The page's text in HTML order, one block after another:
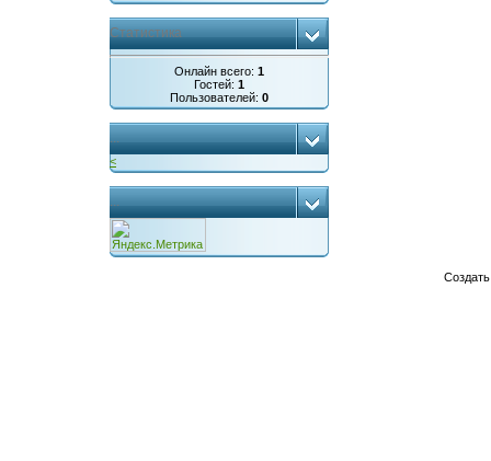
Статистика
Онлайн всего: 1
Гостей: 1
Пользователей: 0
...
<
...